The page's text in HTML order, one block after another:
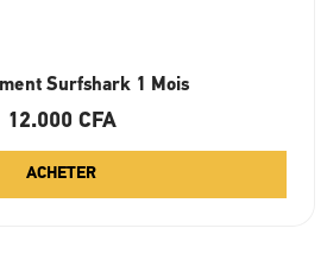
Surfshark 1 Mois
12.000 CFA
ACHETER